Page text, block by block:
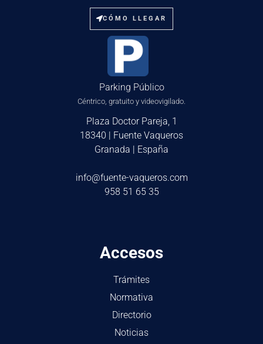
CÓMO LLEGAR
Parking Público
Céntrico, gratuito y videovigilado.
Plaza Doctor Pareja, 1
18340 | Fuente Vaqueros
Granada | España
info@fuente-vaqueros.com
958 51 65 35
Accesos
Trámites
Normativa
Directorio
Noticias